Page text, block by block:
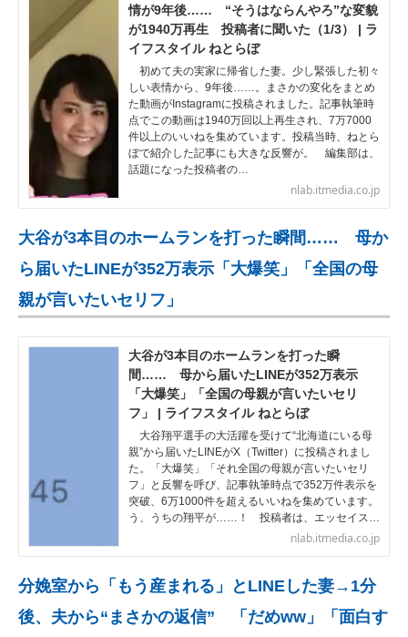
情が9年後…… “そうはならんやろ”な変貌
が1940万再生 投稿者に聞いた（1/3） | ラ
イフスタイル ねとらぼ
初めて夫の実家に帰省した妻。少し緊張した初々
しい表情から、9年後……。まさかの変化をまとめ
た動画がInstagramに投稿されました。記事執筆時
点でこの動画は1940万回以上再生され、7万7000
件以上のいいねを集めています。投稿当時、ねとら
ぼで紹介した記事にも大きな反響が。 編集部は、
話題になった投稿者の…
nlab.itmedia.co.jp
大谷が3本目のホームランを打った瞬間…… 母か
ら届いたLINEが352万表示「大爆笑」「全国の母
親が言いたいセリフ」
大谷が3本目のホームランを打った瞬
間…… 母から届いたLINEが352万表示
「大爆笑」「全国の母親が言いたいセリ
フ」 | ライフスタイル ねとらぼ
大谷翔平選手の大活躍を受けて“北海道にいる母
親”から届いたLINEがX（Twitter）に投稿されまし
た。「大爆笑」「それ全国の母親が言いたいセリ
フ」と反響を呼び、記事執筆時点で352万件表示を
突破、6万1000件を超えるいいねを集めています。
う、うちの翔平が……！ 投稿者は、エッセイス…
nlab.itmedia.co.jp
分娩室から「もう産まれる」とLINEした妻→1分
後、夫から“まさかの返信” 「だめww」「面白す